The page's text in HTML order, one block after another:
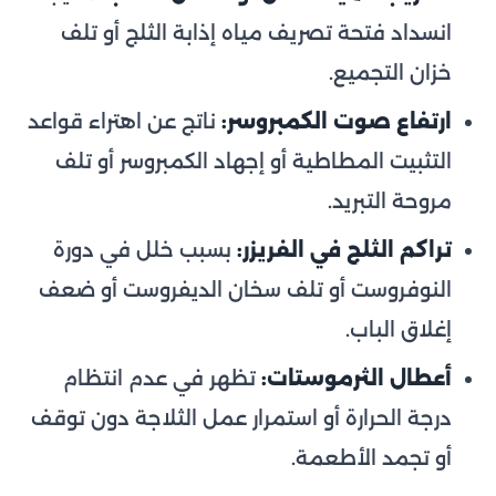
انسداد فتحة تصريف مياه إذابة الثلج أو تلف
خزان التجميع.
ارتفاع صوت الكمبروسر: ناتج عن اهتراء قواعد
التثبيت المطاطية أو إجهاد الكمبروسر أو تلف
مروحة التبريد.
تراكم الثلج في الفريزر: بسبب خلل في دورة
النوفروست أو تلف سخان الديفروست أو ضعف
إغلاق الباب.
أعطال الثرموستات: تظهر في عدم انتظام
درجة الحرارة أو استمرار عمل الثلاجة دون توقف
أو تجمد الأطعمة.